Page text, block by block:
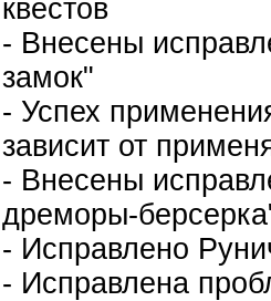
квестов
- Внесены
замок"
- Успех
зависит от
- Внесены
дреморы-
- Исправлено
- Исправлена